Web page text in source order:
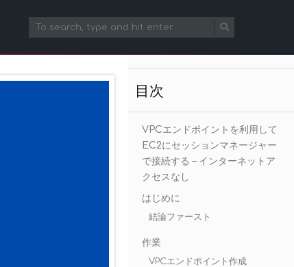
目次
VPCエンドポイントを利用して
EC2にセッションマネージャー
で接続する – インターネットア
クセスなし
はじめに
結論ファースト
作業
VPCエンドポイント作成